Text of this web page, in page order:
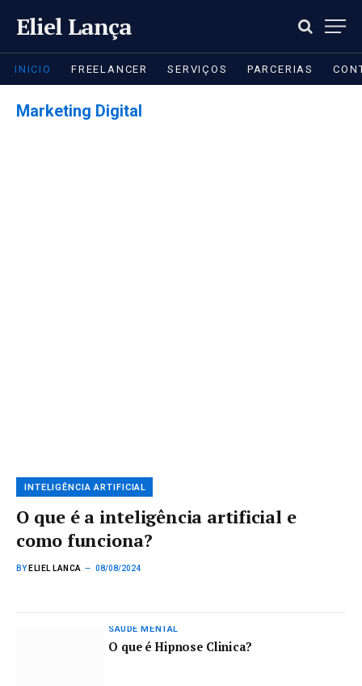
Eliel Lança
INICIO FREELANCER SERVIÇOS PARCERIAS
Marketing Digital
INTELIGÊNCIA ARTIFICIAL
O que é a inteligência artificial e
como funciona?
BY ELIEL LANCA 08/08/2024
SAÚDE MENTAL
O que é Hipnose Clinica?